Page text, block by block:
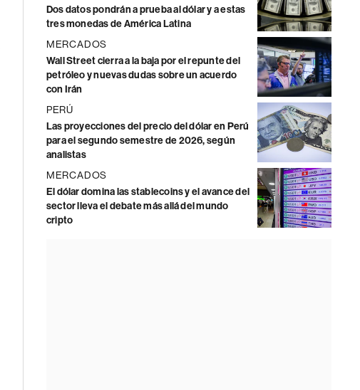
Dos datos pondrán a prueba al dólar y a estas
tres monedas de América Latina
MERCADOS
Wall Street cierra a la baja por el repunte del
petróleo y nuevas dudas sobre un acuerdo
con Irán
PERÚ
Las proyecciones del precio del dólar en Perú
para el segundo semestre de 2026, según
analistas
MERCADOS
El dólar domina las stablecoins y el avance del
sector lleva el debate más allá del mundo
cripto